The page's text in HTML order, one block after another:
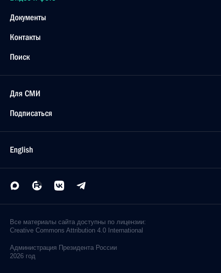
Документы
Контакты
Поиск
Для СМИ
Подписаться
English
Все материалы сайта доступны по лицензии:
Creative Commons Attribution 4.0 International
Администрация Президента России
2026 год